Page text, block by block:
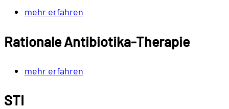
mehr erfahren
Rationale Antibiotika-Therapie
mehr erfahren
STI